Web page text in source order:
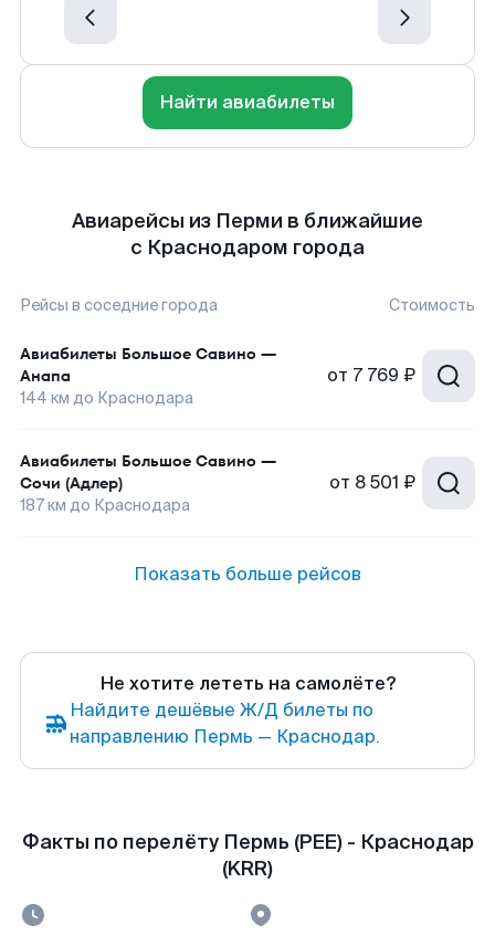
Найти авиабилеты
Авиарейсы из Перми в ближайшие
с Краснодаром города
Рейсы в соседние города Стоимость
Авиабилеты Большое Савино —
Анапа
144 км до Краснодара
от 7 769 ₽
Авиабилеты Большое Савино —
Сочи (Адлер)
187км до Краснодара
от 8 501 ₽
Показать больше рейсов
Не хотите лететь на самолёте?
Найдите дешёвые Ж/Д билеты по
направлению Пермь — Краснодар.
Факты по перелёту Пермь (PEE) - Краснодар
(KRR)